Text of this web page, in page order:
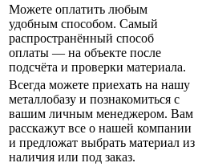
Можете оплатить любым
удобным способом. Самый
распространённый способ
оплаты — на объекте после
подсчёта и проверки материала.
Всегда можете приехать на нашу
металлобазу и познакомиться с
вашим личным менеджером. Вам
расскажут все о нашей компании
и предложат выбрать материал из
наличия или под заказ.